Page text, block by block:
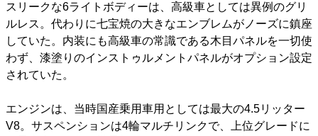
スリークな6ライトボディーは、高級車としては異例のグリ
ルレス。代わりに七宝焼の大きなエンブレムがノーズに鎮座
していた。内装にも高級車の常識である木目パネルを一切使
わず、漆塗りのインストゥルメントパネルがオプション設定
されていた。
エンジンは、当時国産乗用車用としては最大の4.5リッター
V8。サスペンションは4輪マルチリンクで、上位グレードに